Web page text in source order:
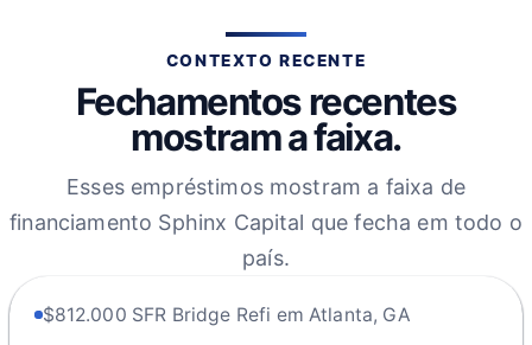
CONTEXTO RECENTE
Fechamentos recentes
mostram a faixa.
Esses empréstimos mostram a faixa de
financiamento Sphinx Capital que fecha em todo o
país.
$812.000 SFR Bridge Refi em Atlanta, GA